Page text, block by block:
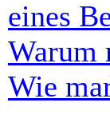
eines
Warum
Wie